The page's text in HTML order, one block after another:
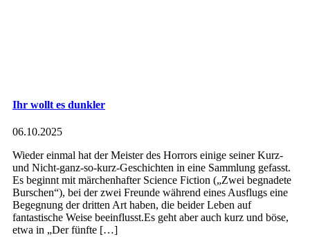
Ihr wollt es dunkler
06.10.2025
Wieder einmal hat der Meister des Horrors einige seiner Kurz-
und Nicht-ganz-so-kurz-Geschichten in eine Sammlung gefasst.
Es beginnt mit märchenhafter Science Fiction („Zwei begnadete
Burschen“), bei der zwei Freunde während eines Ausflugs eine
Begegnung der dritten Art haben, die beider Leben auf
fantastische Weise beeinflusst.Es geht aber auch kurz und böse,
etwa in „Der fünfte […]